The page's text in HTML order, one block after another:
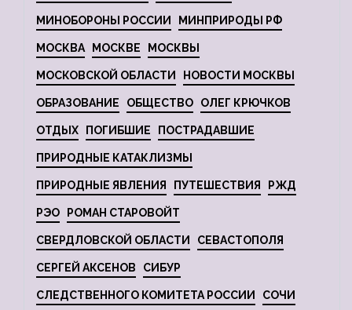
МИНОБОРОНЫ РОССИИ МИНПРИРОДЫ РФ
МОСКВА МОСКВЕ МОСКВЫ
МОСКОВСКОЙ ОБЛАСТИ НОВОСТИ МОСКВЫ
ОБРАЗОВАНИЕ ОБЩЕСТВО ОЛЕГ КРЮЧКОВ
ОТДЫХ ПОГИБШИЕ ПОСТРАДАВШИЕ
ПРИРОДНЫЕ КАТАКЛИЗМЫ
ПРИРОДНЫЕ ЯВЛЕНИЯ ПУТЕШЕСТВИЯ РЖД
РЭО РОМАН СТАРОВОЙТ
СВЕРДЛОВСКОЙ ОБЛАСТИ СЕВАСТОПОЛЯ
СЕРГЕЙ АКСЕНОВ СИБУР
СЛЕДСТВЕННОГО КОМИТЕТА РОССИИ СОЧИ